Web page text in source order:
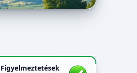
Figyelmeztetések